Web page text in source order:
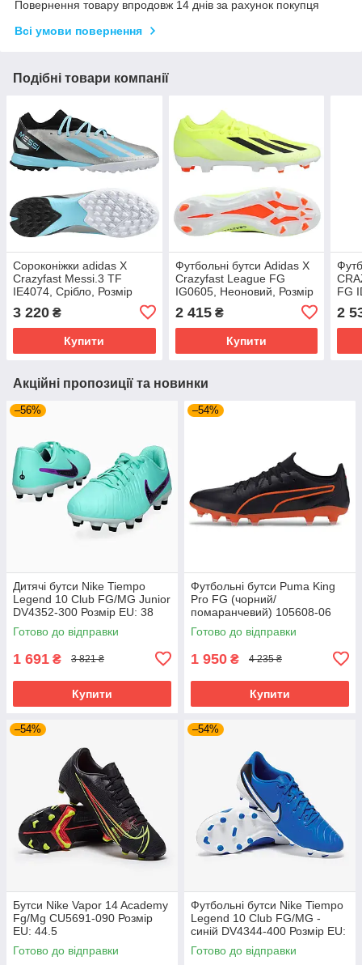
Повернення товару впродовж 14 днів за рахунок покупця
Всі умови повернення
Подібні товари компанії
Сороконіжки adidas X
Crazyfast Messi.3 TF
IE4074, Срібло, Розмір
3 220 ₴
Купити
Футбольні бутси Adidas X
Crazyfast League FG
IG0605, Неоновий, Розмір
2 415₴
Купити
FG
2
Акційні пропозиції та новинки
–56%
Дитячі бутси Nike Tiempo
Legend 10 Club FG/MG Junior
DV4352-300 Розмір EU: 38
Готово до відправки
1 691 ₴ 3 821 ₴
Купити
–54%
Футбольні бутси Puma King
Pro FG (чорний/
помаранчевий) 105608-06
Розмір EU: 44
Готово до відправки
1 950 ₴ 4 235 ₴
Купити
–54%
Бутси Nike Vapor 14 Academy
Fg/Mg CU5691-090 Розмір
EU: 44.5
Готово до відправки
–54%
Футбольні бутси Nike Tiempo
Legend 10 Club FG/MG -
синій DV4344-400 Розмір EU:
42.5
Готово до відправки